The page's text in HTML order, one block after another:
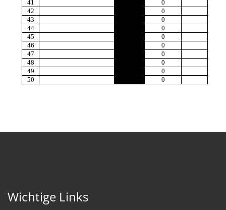
Wichtige Links